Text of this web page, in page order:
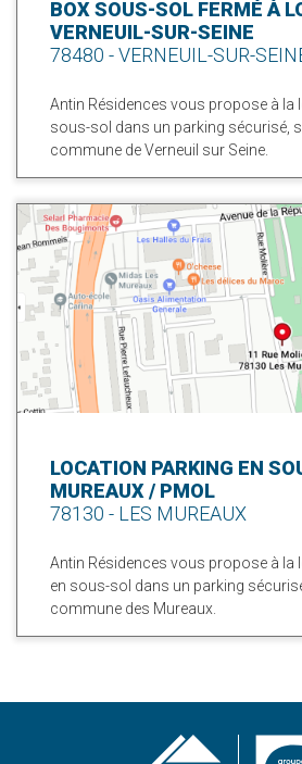
BOX SOUS-SOL FERMÉ À
VERNEUIL-SUR-SEINE
78480 - VERNEUIL-SUR-
Antin Résidences vous propose à la
sous-sol dans un parking sécurisé,
commune de Verneuil sur Seine.
LOCATION PARKING EN
MUREAUX / PMOL
78130 - LES MUREAUX
Antin Résidences vous propose à la
en sous-sol dans un parking
commune des Mureaux.